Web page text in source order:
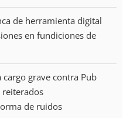
de herramienta digital
en fundiciones de
cargo grave contra Pub
reiterados
de ruidos